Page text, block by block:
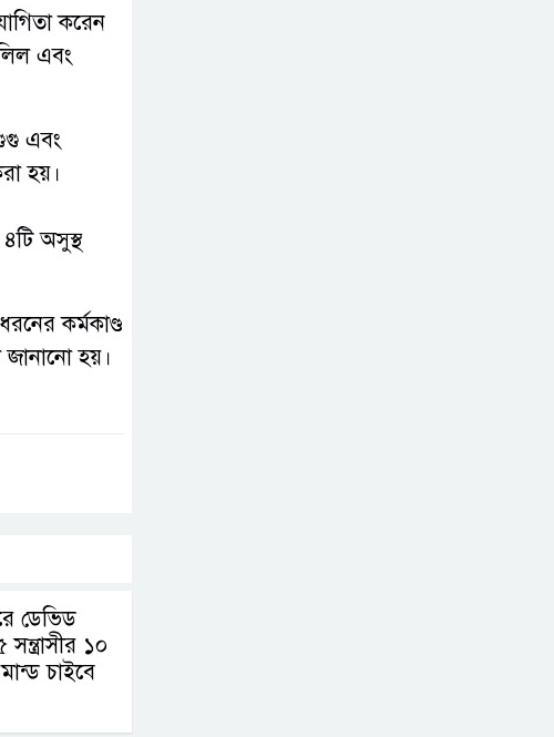
করেন
এবং
এবং
হয়।
অসুস্থ
কর্মকাণ্ড
জানানো হয়।
ডেভিড
১০
চাইবে